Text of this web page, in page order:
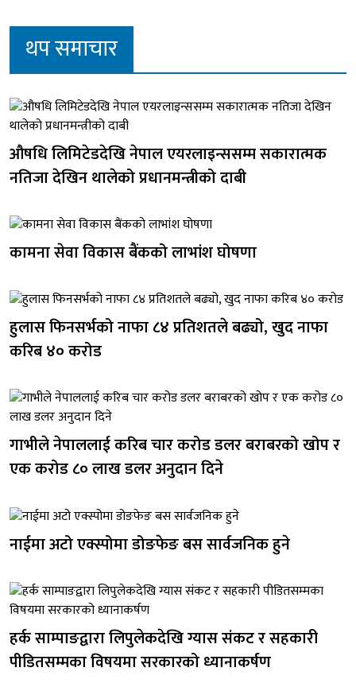
थप समाचार
औषधि लिमिटेडदेखि नेपाल एयरलाइन्ससम्म सकारात्मक
नतिजा देखिन थालेको प्रधानमन्त्रीको दाबी
कामना सेवा विकास बैंकको लाभांश घोषणा
हुलास फिनसर्भको नाफा ८४ प्रतिशतले बढ्यो, खुद नाफा
करिब ४० करोड
गाभीले नेपाललाई करिब चार करोड डलर बराबरको खोप र
एक करोड ८० लाख डलर अनुदान दिने
नाईमा अटो एक्स्पोमा डोङफेङ बस सार्वजनिक हुने
हर्क साम्पाङद्वारा लिपुलेकदेखि ग्यास संकट र सहकारी
पीडितसम्मका विषयमा सरकारको ध्यानाकर्षण